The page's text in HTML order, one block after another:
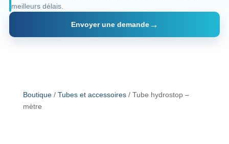
Micro-embouts
Embouts protecteurs
meilleurs délais.
Envoyer une demande
Boutique/ Tubes et accessoires/ Tube hydrostop –
mètre